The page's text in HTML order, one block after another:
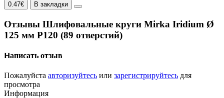
0.47€ В закладки
Отзывы Шлифовальные круги Mirka Iridium Ø
125 мм P120 (89 отверстий)
Написать отзыв
Пожалуйста авторизуйтесь или зарегистрируйтесь для
просмотра
Информация